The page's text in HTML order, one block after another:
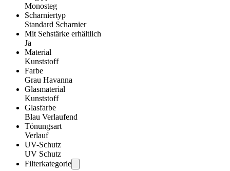
Monosteg
Scharniertyp
Standard Scharnier
Mit Sehstärke erhältlich
Ja
Material
Kunststoff
Farbe
Grau Havanna
Glasmaterial
Kunststoff
Glasfarbe
Blau Verlaufend
Tönungsart
Verlauf
UV-Schutz
UV Schutz
Filterkategorie